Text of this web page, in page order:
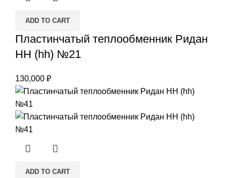
ADD TO CART
Пластинчатый теплообменник Ридан
НН (hh) №21
130,000 ₽
ADD TO CART